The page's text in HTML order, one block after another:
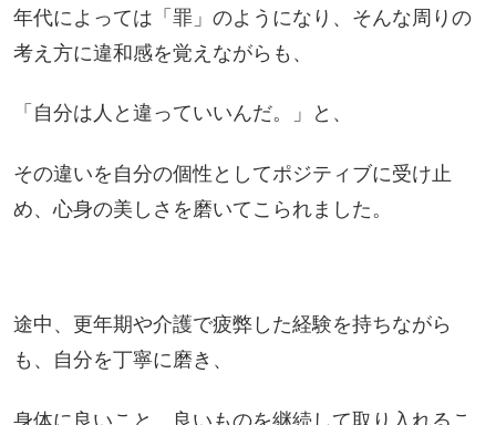
年代によっては「罪」のようになり、そんな周りの
考え方に違和感を覚えながらも、
「自分は人と違っていいんだ。」と、
その違いを自分の個性としてポジティブに受け止
め、心身の美しさを磨いてこられました。
途中、更年期や介護で疲弊した経験を持ちながら
も、自分を丁寧に磨き、
身体に良いこと、良いものを継続して取り入れるこ